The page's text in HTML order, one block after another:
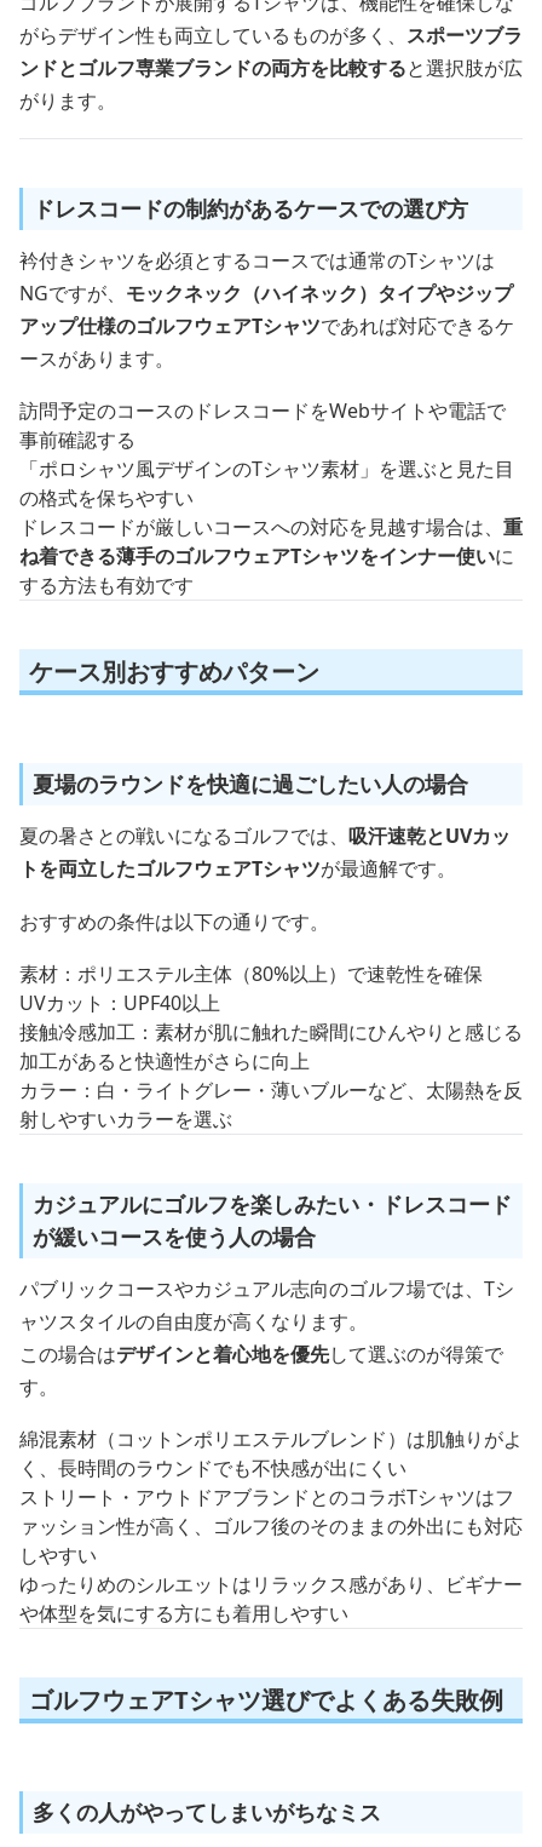
がらデザイン性も両立しているものが多く、 スポーツブラ
ンドとゴルフ専業ブランドの両方を比較すると選択肢が広
がります。
ドレスコードの制約があるケースでの選び方
衿付きシャツを必須とするコースでは通常のTシャツは
NGですが、 モックネック（ハイネック）タイプやジップ
アップ仕様のゴルフウェアTシャツであれば対応できるケ
ースがあります。
訪問予定のコースのドレスコードをWebサイトや電話で
事前確認する
「ポロシャツ風デザインのTシャツ素材」を選ぶと見た目
の格式を保ちやすい
ドレスコードが厳しいコースへの対応を見越す場合は、 重
ね着できる薄手のゴルフウェアTシャツをインナー使いに
する方法も有効です
ケース別おすすめパターン
夏場のラウンドを快適に過ごしたい人の場合
夏の暑さとの戦いになるゴルフでは、 吸汗速乾とUVカッ
トを両立したゴルフウェアTシャツが最適解です。
おすすめの条件は以下の通りです。
素材：ポリエステル主体（80%以上）で速乾性を確保
UVカット：UPF40以上
接触冷感加工：素材が肌に触れた瞬間にひんやりと感じる
加工があると快適性がさらに向上
カラー：白・ライトグレー・薄いブルーなど、太陽熱を反
射しやすいカラーを選ぶ
カジュアルにゴルフを楽しみたい・ドレスコード
が緩いコースを使う人の場合
パブリックコースやカジュアル志向のゴルフ場では、Tシ
ャツスタイルの自由度が高くなります。
この場合はデザインと着心地を優先して選ぶのが得策で
す。
綿混素材（コットンポリエステルブレンド）は肌触りがよ
く、長時間のラウンドでも不快感が出にくい
ストリート・アウトドアブランドとのコラボTシャツはフ
ァッション性が高く、ゴルフ後のそのままの外出にも対応
しやすい
ゆったりめのシルエットはリラックス感があり、ビギナー
や体型を気にする方にも着用しやすい
ゴルフウェアTシャツ選びでよくある失敗例
多くの人がやってしまいがちなミス